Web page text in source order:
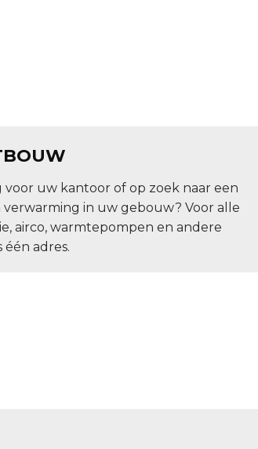
uw kantoor of op zoek naar een
in uw gebouw? Voor alle
airco, warmtepompen en andere
adres.